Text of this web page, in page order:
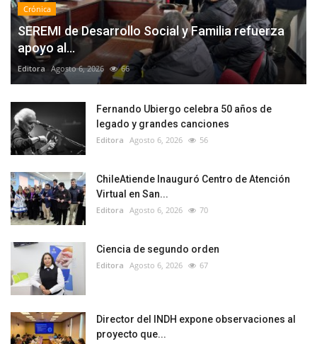
Crónica
SEREMI de Desarrollo Social y Familia refuerza
apoyo al...
Editora Agosto 6, 2026 66
Fernando Ubiergo celebra 50 años de
legado y grandes canciones
Editora Agosto 6, 2026 56
ChileAtiende Inauguró Centro de Atención
Virtual en San...
Editora Agosto 6, 2026 70
Ciencia de segundo orden
Editora Agosto 6, 2026 67
Director del INDH expone observaciones al
proyecto que...